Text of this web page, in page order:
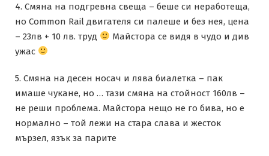
4. Смяна на подгревна свеща – беше си неработеща,
но Common Rail двигателя си палеше и без нея, цена
– 23лв + 10 лв. труд
Майстора се видя в чудо и див
ужас
5. Смяна на десен носач и лява биалетка – пак
имаше чукане, но … тази смяна на стойност 160лв –
не реши проблема. Майстора нещо не го бива, но е
нормално – той лежи на стара слава и жесток
мързел, язък за парите